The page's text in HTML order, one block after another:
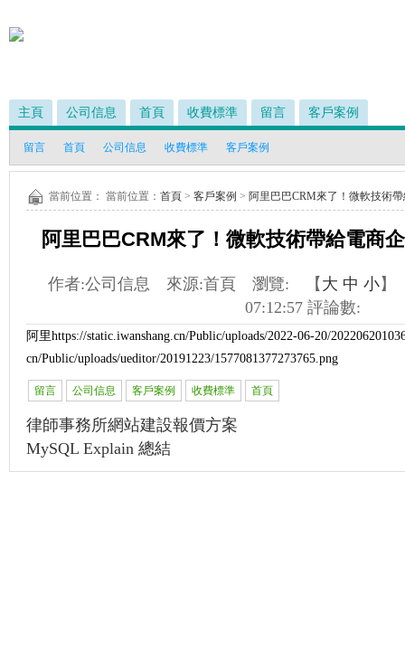
主頁 公司信息 首頁 收費標準 留言 客戶案例
留言 首頁 公司信息 收費標準 客戶案例
當前位置： 當前位置： 首頁 > 客戶案例 > 阿里巴巴CRM來了！微軟技術
阿里巴巴CRM來了！微軟技術帶給電商
作者:公司信息 來源:首頁 瀏覽: 【 大 中 小】
07:12:57 評論數:
阿里https://static.iwanshang.cn/Public/uploads/2022-06-20/
cn/Public/uploads/ueditor/20191223/1577081377273765.png
留言 公司信息 客戶案例 收費標準 首頁
律師事務所網站建設報價方案
MySQL Explain 總結